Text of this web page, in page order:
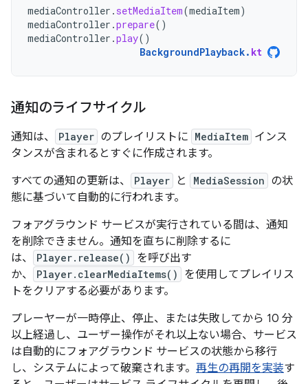
mediaController . setMediaItem(mediaItem)
mediaController .prepare()
mediaController .play()
BackgroundPlayback. kt
通知のライフサイクル
通知は、 Player のプレイリストに MediaItem インス
タンスが含まれるとすぐに作成されます。
すべての通知の更新は、
Player と MediaSession の状
態に基づいて自動的に行われます。
フォアグラウンド サービスが実行されている間は、通知
を削除できません。通知を直ちに削除するに
は、
Player.release()
を呼び出す
か、
Player.clearMediaItems()
を使用してプレイリス
トをクリアする必要があります。
プレーヤーが一時停止、停止、または失敗してから 10 分
以上経過し、ユーザー操作がそれ以上ない場合、サービス
は自動的にフォアグラウンド サービスの状態から移行
し、システムによって破棄されます。 再生の再開を実装す